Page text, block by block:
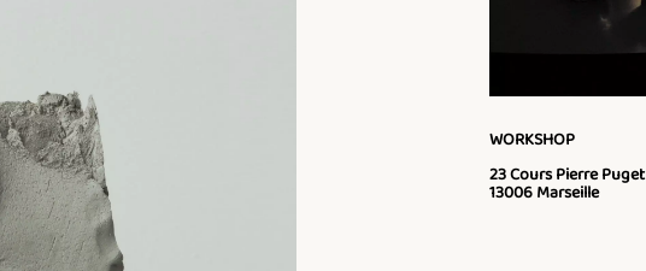
WORKSHOP
23 Cours Pierre Puget
13006 Marseille